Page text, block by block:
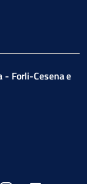
- Forli-Cesena e